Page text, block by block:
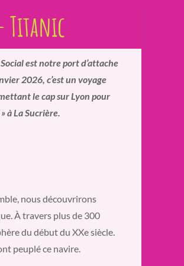
Titanic
est notre port d’attache
2026, c’est un voyage
le cap sur Lyon pour
à La Sucrière.
nous découvrirons
À travers plus de 300
du début du XXe siècle.
peuplé ce navire.